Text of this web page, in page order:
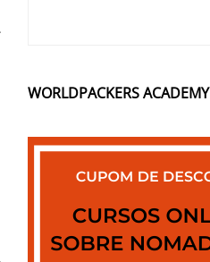
WORLDPACKERS ACADEMY